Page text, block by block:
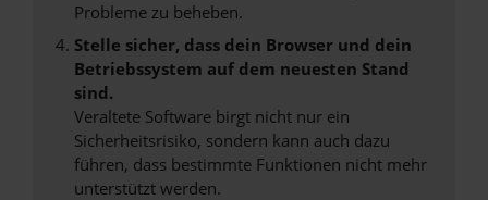
Probleme zu beheben.
Stelle sicher, dass dein Browser und dein
Betriebssystem auf dem neuesten Stand
sind.
Veraltete Software birgt nicht nur ein
Sicherheitsrisiko, sondern kann auch dazu
führen, dass bestimmte Funktionen nicht mehr
unterstützt werden.